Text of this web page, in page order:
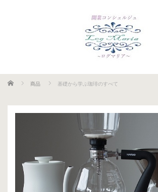
ホーム 商品 基礎から学ぶ珈琲のすべて